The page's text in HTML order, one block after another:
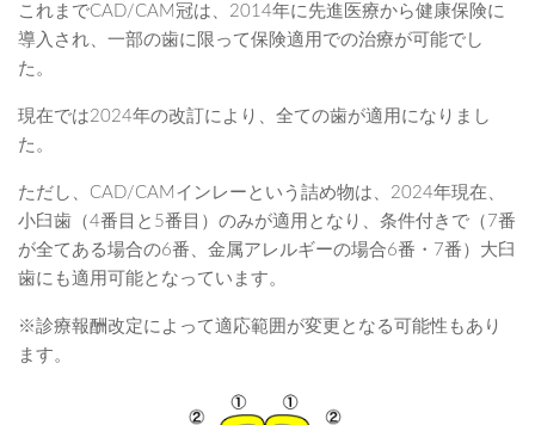
これまでCAD/CAM冠は、2014年に先進医療から健康保険に
導入され、一部の歯に限って保険適用での治療が可能でし
た。
現在では2024年の改訂により、全ての歯が適用になりまし
た。
ただし、CAD/CAMインレーという詰め物は、2024年現在、
小臼歯（4番目と5番目）のみが適用となり、条件付きで（7番
が全てある場合の6番、金属アレルギーの場合6番・7番）大臼
歯にも適用可能となっています。
※診療報酬改定によって適応範囲が変更となる可能性もあり
ます。